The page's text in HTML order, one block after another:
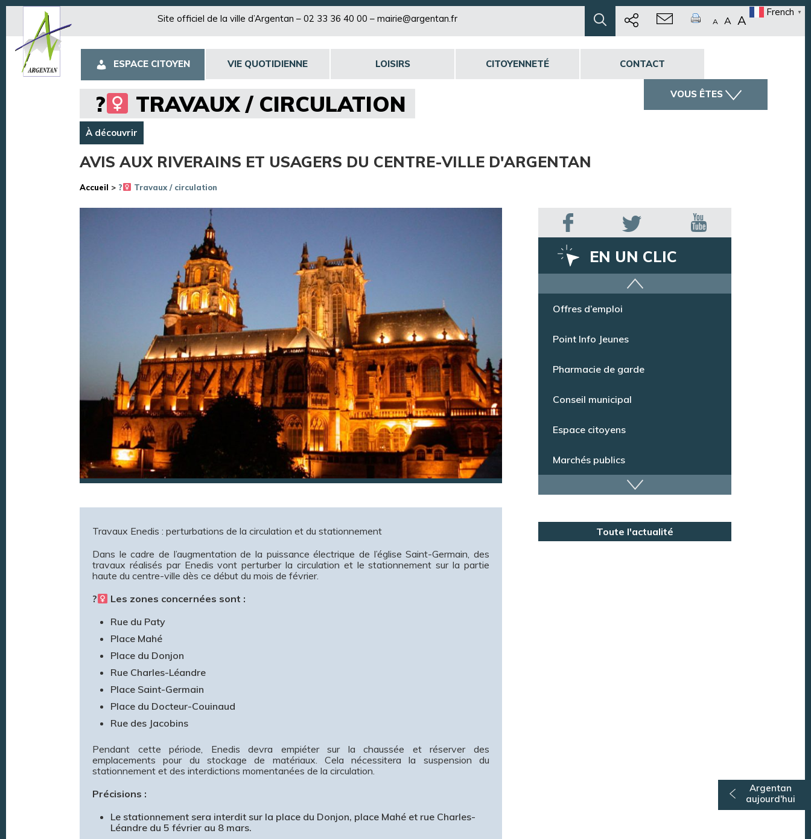
Site officiel de la ville d’Argentan – 02 33 36 40 00 – mairie@argentan.fr A A A
French ▼
ESPACE CITOYEN VIE QUOTIDIENNE LOISIRS CITOYENNETÉ CONTACT
VOUS ÊTES
Argentan
aujourd'hui
?‍ TRAVAUX / CIRCULATION
À découvrir
AVIS AUX RIVERAINS ET USAGERS DU CENTRE-VILLE D'ARGENTAN
Accueil > ?‍ Travaux / circulation
Travaux Enedis : perturbations de la circulation et du stationnement
Dans le cadre de l’augmentation de la puissance électrique de l’église Saint-Germain, des
travaux réalisés par Enedis vont perturber la circulation et le stationnement sur la partie
haute du centre-ville dès ce début du mois de février.
?‍
Les zones concernées sont :
Rue du Paty
Place Mahé
Place du Donjon
Rue Charles-Léandre
Place Saint-Germain
Place du Docteur-Couinaud
Rue des Jacobins
Pendant cette période, Enedis devra empiéter sur la chaussée et réserver des
emplacements pour du stockage de matériaux. Cela nécessitera la suspension du
stationnement et des interdictions momentanées de la circulation.
Précisions :
Le stationnement sera interdit sur la place du Donjon, place Mahé et rue Charles-
Léandre du 5 février au 8 mars.
EN UN CLIC
Offres d’emploi
Point Info Jeunes
Pharmacie de garde
Conseil municipal
Espace citoyens
Marchés publics
Dispositif de vidéoprotection
Annuaire des services
Toute l'actualité